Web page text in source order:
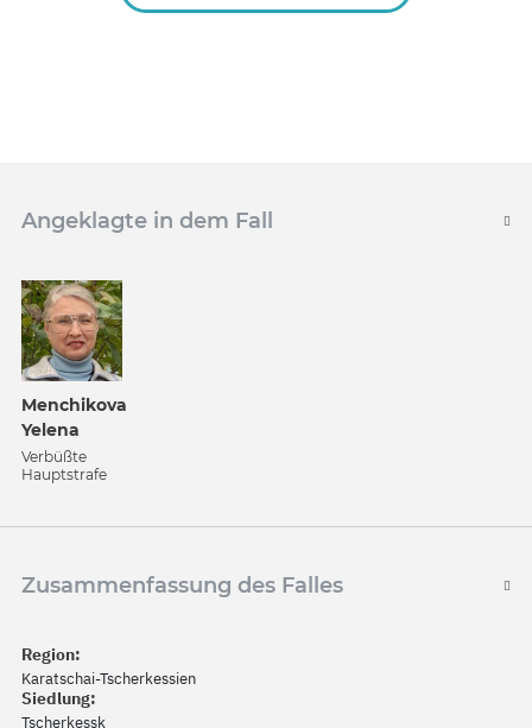
Angeklagte in dem Fall
Menchikova
Yelena
Verbüßte
Hauptstrafe
Zusammenfassung des Falles
Region:
Karatschai-Tscherkessien
Siedlung:
Tscherkessk